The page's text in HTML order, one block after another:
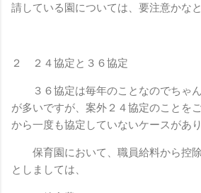
請している園については、要注意かなと
２ ２４協定と３６協定
３６協定は毎年のことなのでちゃん
が多いですが、案外２４協定のことを
から一度も協定していないケースがあり
保育園において、職員給料から控除
としましては、